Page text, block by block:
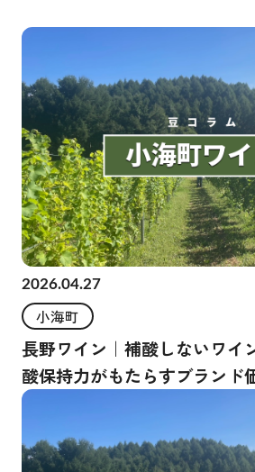
2026.04.27
小海町
長野ワイン｜補酸しないワイ
酸保持力がもたらすブランド